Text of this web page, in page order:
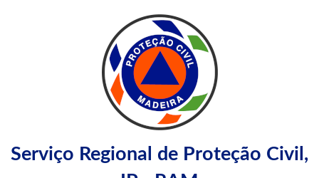
Serviço Regional de Proteção Civil,